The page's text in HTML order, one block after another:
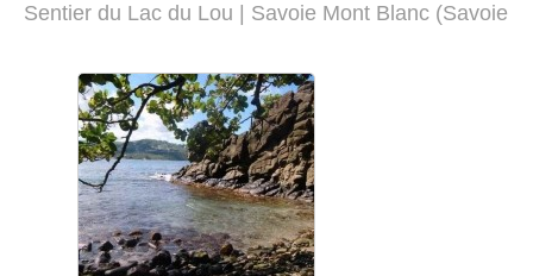
Sentier du Lac du Lou | Savoie Mont Blanc (Savoie